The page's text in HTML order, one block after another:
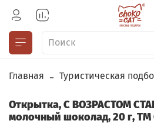
Главная Туристическая
Открытка, С ВОЗРАСТОМ
молочный шоколад, 20 г,